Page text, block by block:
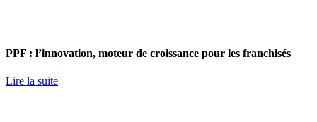
PPF : l’innovation, moteur de croissance pour les franchisés
Lire la suite